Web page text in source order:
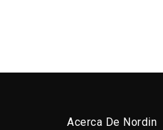
Acerca De Nordin